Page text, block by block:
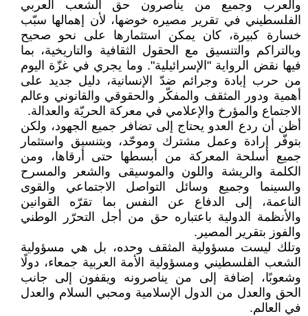
والعرب وجميع من يناصرون حق الشعب العربي
الفلسطيني في تقرير مصيره خوضها، لأن إهمالها سبّب
خسارة كبيرة، كان يمكن استثمارها على نحو صحيح
وبالتراكم والتنسيق مع الحقول الثقافية والتاريخية، بما
فيها نقض الرواية "الإسرائيلية". وما يجري في غزّة اليوم
من حرب إبادة وجرائم ضدّ الإنسانية، دليل جديد على
أهمية ودور المثقف والمفكّر والحقوقي والقانوني وعالم
الاجتماع والمؤرخ والإعلامي في معركة الحريّة والعدالة.
أظن أن ردع العدو يحتاج إلى تضافر جميع الجهود، ولكن
بتوفّر إرادة وعمل مشترك وموحّد، وبتنسيق واستثمار
جميع أسلحة المعركة من أبسطها حتى أرقاها، ومن
الكلمة والريشة واللون والموسيقى والشعر والمسرح
والسينما وجميع وسائل التواصل الاجتماعي والقوى
الناعمة، إلى الدفاع عن النفس بما تقرّه القوانين
والأنظمة الدولية باعتباره حق من أجل التحرّر الوطني
والفوز بتقرير المصير.
وتلك ليست مسؤولية المثقف وحده، بل هي مسؤولية
الشعب الفلسطيني ومسؤولية الأمة العربية جمعاء، دولًا
وشعوبًا، إضافة إلى من يناصرونه ويقفون إلى جانب
الحق والعدل من الدول الإسلامية ومحبي السلام والعدل
في العالم.